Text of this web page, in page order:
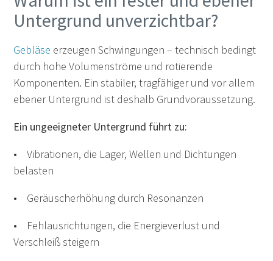
Untergrund unverzichtbar?
Gebläse erzeugen Schwingungen – technisch bedingt
durch hohe Volumenströme und rotierende
Komponenten. Ein stabiler, tragfähiger und vor allem
ebener Untergrund ist deshalb Grundvoraussetzung.
Ein ungeeigneter Untergrund führt zu:
• Vibrationen, die Lager, Wellen und Dichtungen
belasten
• Geräuscherhöhung durch Resonanzen
• Fehlausrichtungen, die Energieverlust und
Verschleiß steigern